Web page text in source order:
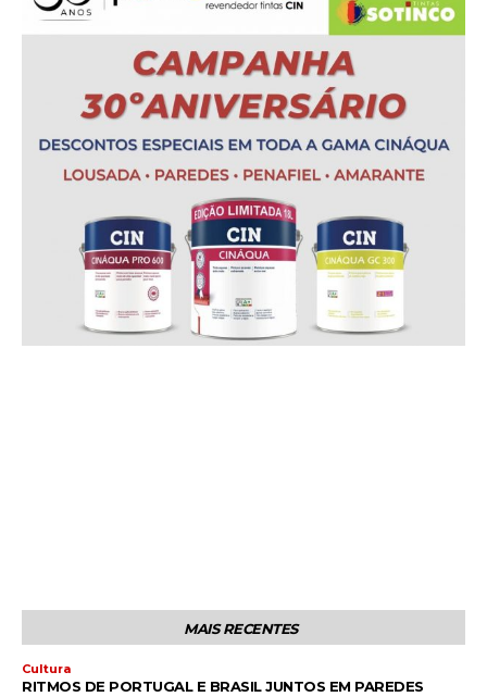
MAIS RECENTES
Cultura
RITMOS DE PORTUGAL E BRASIL JUNTOS EM PAREDES